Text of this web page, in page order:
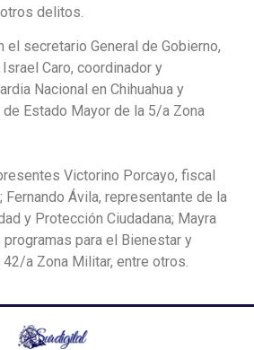
delitos.
el secretario General de Gobierno,
Caro, coordinador y
Nacional en Chihuahua y
Estado Mayor de la 5/a Zona
Victorino Porcayo, fiscal
Fernando Ávila, representante de la
y Protección Ciudadana; Mayra
para el Bienestar y
a Zona Militar, entre otros.